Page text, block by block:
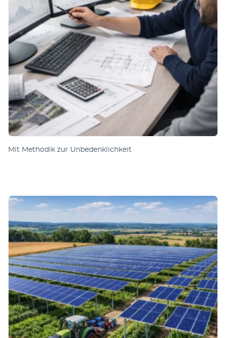
Mit Methodik zur Unbedenklichkeit